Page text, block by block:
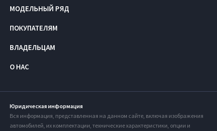
МОДЕЛЬНЫЙ РЯД
ПОКУПАТЕЛЯМ
ВЛАДЕЛЬЦАМ
О НАС
Юридическая информация
Вся информация, представленная на данном сайте, включая изображения
автомобилей, их комплектации, технические характеристики, опции и